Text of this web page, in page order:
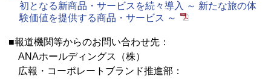
初となる新商品・サービスを続々導入 ～ 新たな旅の体
験価値を提供する商品・サービス ～
■報道機関等からのお問い合わせ先：
ANAホールディングス（株）
広報・コーポレートブランド推進部：